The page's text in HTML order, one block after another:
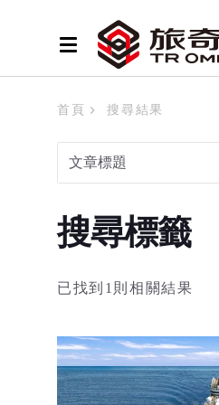
首頁 搜尋結果
搜尋標籤
已找到1則相關結果